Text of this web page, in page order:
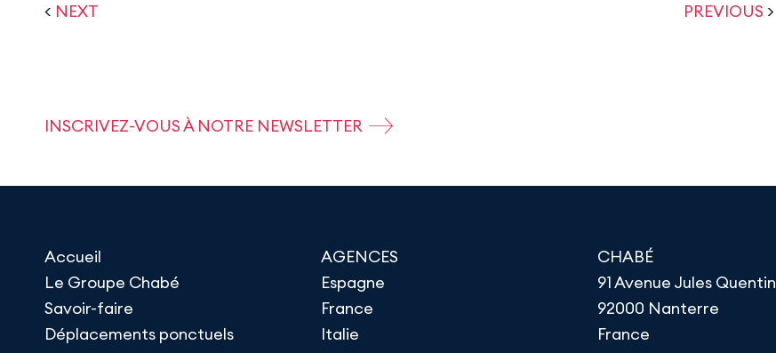
< NEXT PREVIOUS >
INSCRIVEZ-VOUS À NOTRE NEWSLETTER
Accueil
Le Groupe Chabé
Savoir-faire
Déplacements ponctuels
AGENCES
Espagne
France
Italie
CHABÉ
91 Avenue Jules Quentin
92000 Nanterre
France